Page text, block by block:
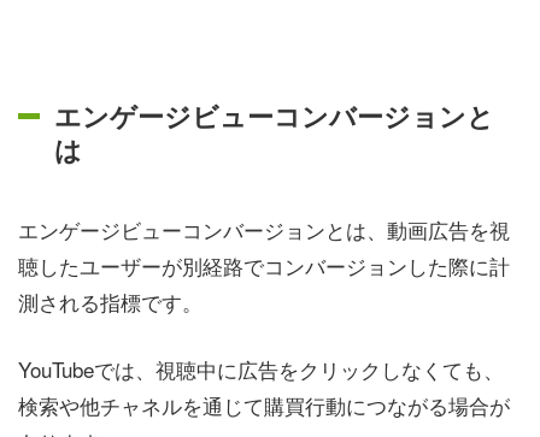
エンゲージビューコンバージョンと
は
エンゲージビューコンバージョンとは、動画広告を視
聴したユーザーが別経路でコンバージョンした際に計
測される指標です。
YouTubeでは、視聴中に広告をクリックしなくても、
検索や他チャネルを通じて購買行動につながる場合が